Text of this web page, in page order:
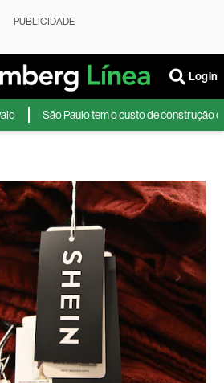
PUBLICIDADE
Login
São Paulo tem o custo de construção de data